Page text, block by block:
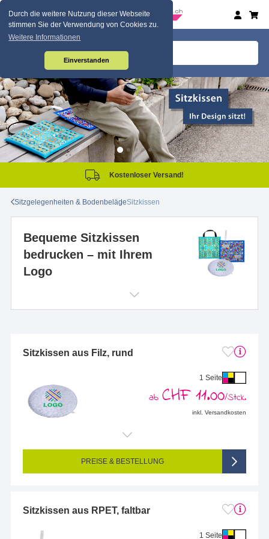
Durch die weitere Nutzung dieser Webseite
stimmen Sie der Verwendung von Cookies zu.
Weitere Informationen
Einverstanden
Kostenloser Versand!
Sitzgelegenheiten & BodenbelägeSitzkissen
Bequeme Sitzkissen
bedrucken – mit Ihrem
Logo
Sitzkissen aus Filz, rund
1 Seite
ab CHF 11.00/Stck.
inkl. Versandkosten
Endformat (bedruckte Fläche): 200 x 200 mm
Seitigkeit: 1-seitig (Vorderseite bedruckt, Rückseite unbedruckt)
4/0-farbig CMYK (vollfarbig bedruckt)
PREISE & BESTELLUNG
Sitzkissen aus RPET, faltbar
1 Seite